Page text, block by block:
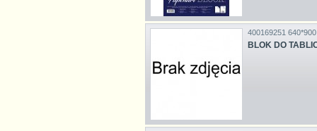
400169251 640*900
BLOK DO